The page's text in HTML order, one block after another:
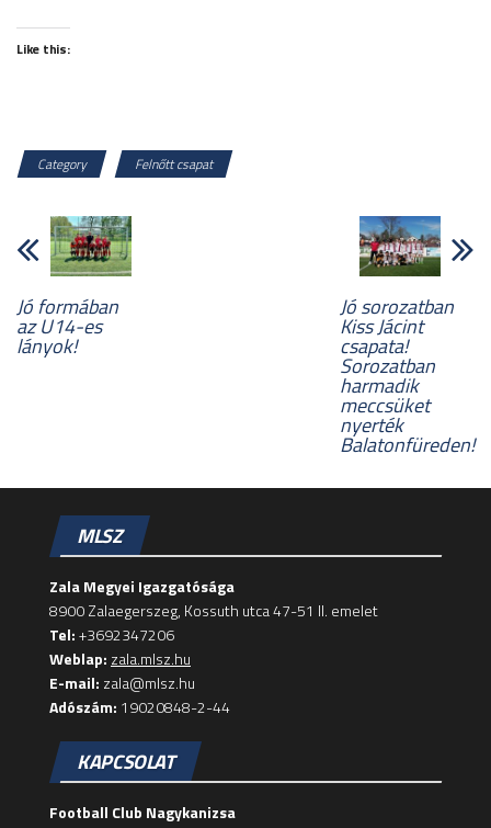
Like this:
Category Felnőtt csapat
Jó formában
az U14-es
lányok!
Jó sorozatban
Kiss Jácint
csapata!
Sorozatban
harmadik
meccsüket
nyerték
Balatonfüreden!
MLSZ
Zala Megyei Igazgatósága
8900 Zalaegerszeg, Kossuth utca 47-51 II. emelet
Tel:+3692347206
Weblap: zala.mlsz.hu
E-mail: zala@mlsz.hu
Adószám: 19020848-2-44
KAPCSOLAT
Football Club Nagykanizsa